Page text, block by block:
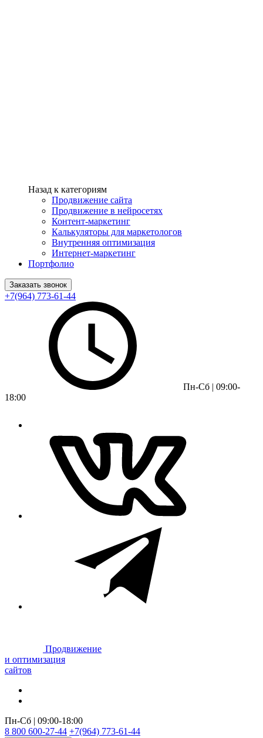
Назад к категориям
Продвижение сайта
Продвижение в нейросетях
Контент-маркетинг
Калькуляторы для маркетологов
Внутренняя оптимизация
Интернет-маркетинг
Портфолио
Заказать звонок
+7(964) 773-61-44
Пн-Сб | 09:00-
18:00
Продвижение
и оптимизация
сайтов
Пн-Сб | 09:00-18:00
8 800 600-27-44 +7(964) 773-61-44